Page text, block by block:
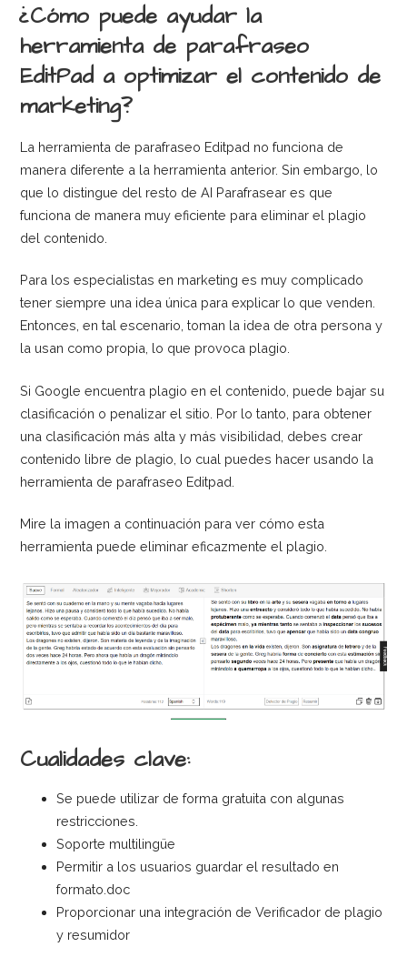
¿Cómo puede ayudar la
herramienta de parafraseo
EditPad a optimizar el contenido de
marketing?
La herramienta de parafraseo Editpad no funciona de
manera diferente a la herramienta anterior. Sin embargo, lo
que lo distingue del resto de AI Parafrasear es que
funciona de manera muy eficiente para eliminar el plagio
del contenido.
Para los especialistas en marketing es muy complicado
tener siempre una idea única para explicar lo que venden.
Entonces, en tal escenario, toman la idea de otra persona y
la usan como propia, lo que provoca plagio.
Si Google encuentra plagio en el contenido, puede bajar su
clasificación o penalizar el sitio. Por lo tanto, para obtener
una clasificación más alta y más visibilidad, debes crear
contenido libre de plagio, lo cual puedes hacer usando la
herramienta de parafraseo Editpad.
Mire la imagen a continuación para ver cómo esta
herramienta puede eliminar eficazmente el plagio.
Cualidades clave:
Se puede utilizar de forma gratuita con algunas
restricciones.
Soporte multilingüe
Permitir a los usuarios guardar el resultado en
formato.doc
Proporcionar una integración de Verificador de plagio
y resumidor